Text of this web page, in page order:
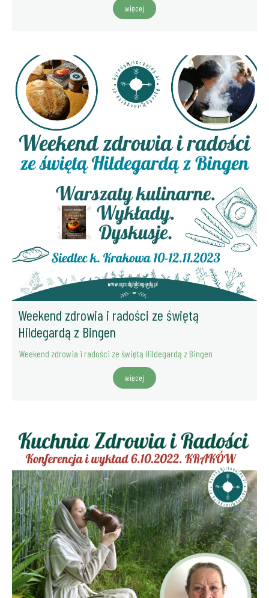
więcej
Weekend zdrowia i radości ze świętą
Hildegardą z Bingen
Weekend zdrowia i radości ze świętą Hildegardą z Bingen
więcej